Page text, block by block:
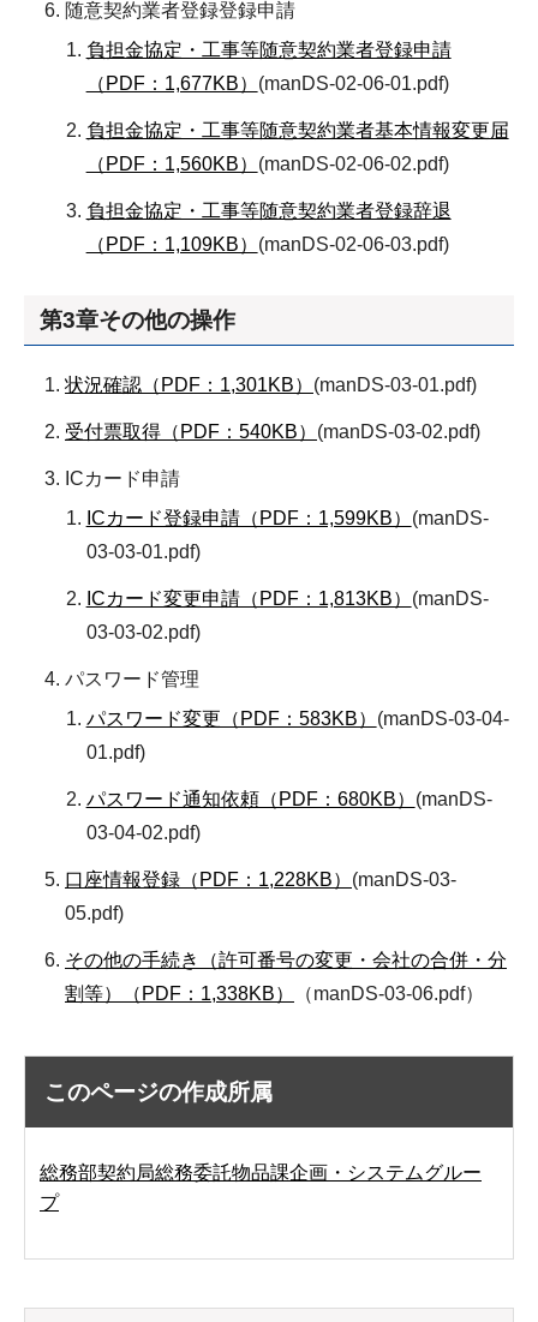
随意契約業者登録登録申請
負担金協定・工事等随意契約業者登録申請
（PDF：1,677KB） (manDS-02-06-01.pdf)
負担金協定・工事等随意契約業者基本情報変更届
（PDF：1,560KB） (manDS-02-06-02.pdf)
負担金協定・工事等随意契約業者登録辞退
（PDF：1,109KB） (manDS-02-06-03.pdf)
第3章その他の操作
状況確認（PDF：1,301KB） (manDS-03-01.pdf)
受付票取得（PDF：540KB） (manDS-03-02.pdf)
ICカード申請
ICカード登録申請（PDF：1,599KB） (manDS-
03-03-01.pdf)
ICカード変更申請（PDF：1,813KB） (manDS-
03-03-02.pdf)
パスワード管理
パスワード変更（PDF：583KB） (manDS-03-04-
01.pdf)
パスワード通知依頼（PDF：680KB） (manDS-
03-04-02.pdf)
口座情報登録（PDF：1,228KB） (manDS-03-
05.pdf)
その他の手続き（許可番号の変更・会社の合併・分
割等）（PDF：1,338KB）
（manDS-03-06.pdf）
このページの作成所属
総務部契約局総務委託物品課企画・システムグルー
プ